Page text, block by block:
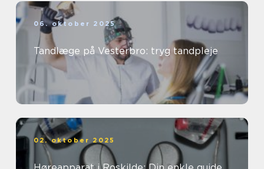
06. oktober 2025
Tandlæge på Vesterbro: tryg tandpleje
02. oktober 2025